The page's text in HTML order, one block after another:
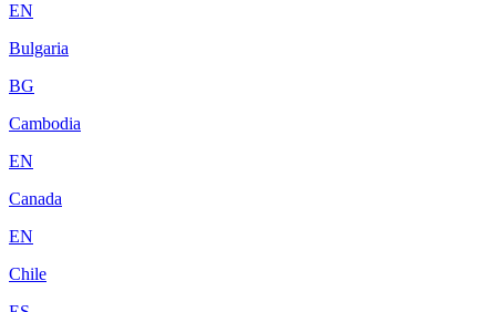
EN
Bulgaria
BG
Cambodia
EN
Canada
EN
Chile